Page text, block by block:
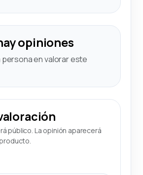
opiniones
persona en valorar este
público. La opinión aparecerá